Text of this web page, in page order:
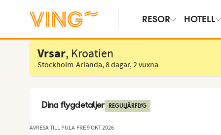
RESOR HOTELL
Välj hotell
Vrsar, Kroatien
Stockholm-Arlanda,8 dagar,2 vuxna
Dina flygdetaljer REGULJÄRFLYG
AVRESA TILL PULA FRE 9 OKT 2026